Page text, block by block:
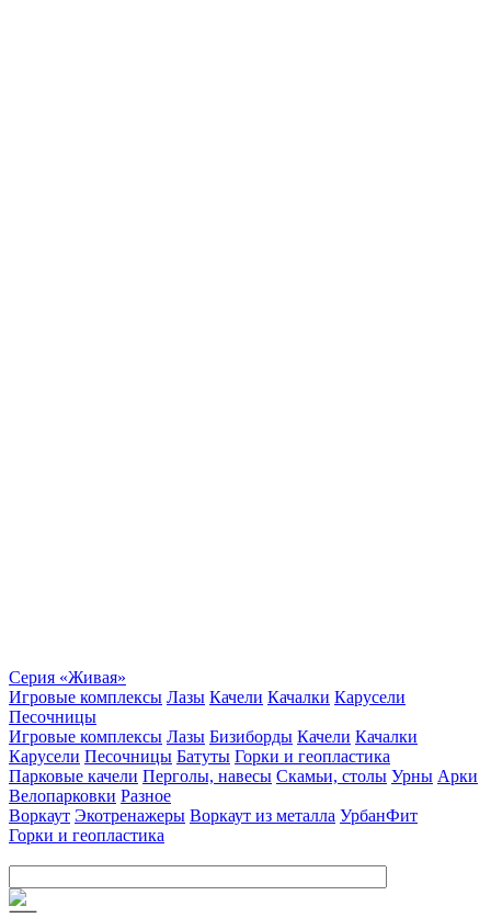
Серия «Живая»
Игровые комплексы Лазы Качели Качалки Карусели
Песочницы
Игровые комплексы Лазы Бизиборды Качели Качалки
Карусели Песочницы Батуты Горки и геопластика
Парковые качели Перголы, навесы Скамьи, столы Урны Арки
Велопарковки Разное
Воркаут Экотренажеры Воркаут из металла УрбанФит
Горки и геопластика